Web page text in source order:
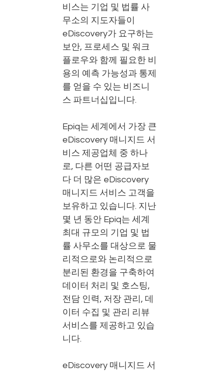
비스는 기업 및 법률 사
무소의 지도자들이
eDiscovery가 요구하는
보안, 프로세스 및 워크
플로우와 함께 필요한 비
용의 예측 가능성과 통제
를 얻을 수 있는 비즈니
스 파트너십입니다.
Epiq는 세계에서 가장 큰
eDiscovery 매니지드 서
비스 제공업체 중 하나
로, 다른 어떤 공급자보
다 더 많은 eDiscovery
매니지드 서비스 고객을
보유하고 있습니다. 지난
몇 년 동안 Epiq는 세계
최대 규모의 기업 및 법
률 사무소를 대상으로 물
리적으로와 논리적으로
분리된 환경을 구축하여
데이터 처리 및 호스팅,
전담 인력, 저장 관리, 데
이터 수집 및 관리 리뷰
서비스를 제공하고 있습
니다.
eDiscovery 매니지드 서